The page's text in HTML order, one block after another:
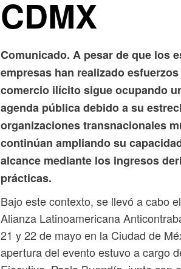
CDMX
Comunicado. A pesar de que los
empresas han realizado
comercio ilícito sigue ocupando
agenda pública debido a su
organizaciones transnacionales
continúan ampliando su
alcance mediante los ingresos
prácticas.
Bajo este contexto, se llevó a cabo
Alianza Latinoamericana
21 y 22 de mayo en la Ciudad de
apertura del evento estuvo a cargo